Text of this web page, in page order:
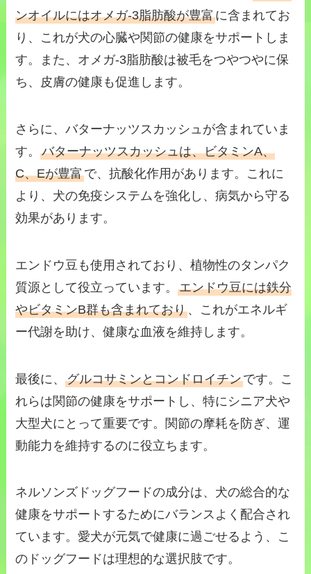
ンオイルにはオメガ-3脂肪酸が豊富に含まれてお
り、これが犬の心臓や関節の健康をサポートしま
す。また、オメガ-3脂肪酸は被毛をつやつやに保
ち、皮膚の健康も促進します。
さらに、バターナッツスカッシュが含まれていま
す。バターナッツスカッシュは、ビタミンA、
C、Eが豊富で、抗酸化作用があります。これに
より、犬の免疫システムを強化し、病気から守る
効果があります。
エンドウ豆も使用されており、植物性のタンパク
質源として役立っています。エンドウ豆には鉄分
やビタミンB群も含まれており、これがエネルギ
ー代謝を助け、健康な血液を維持します。
最後に、グルコサミンとコンドロイチンです。こ
れらは関節の健康をサポートし、特にシニア犬や
大型犬にとって重要です。関節の摩耗を防ぎ、運
動能力を維持するのに役立ちます。
ネルソンズドッグフードの成分は、犬の総合的な
健康をサポートするためにバランスよく配合され
ています。愛犬が元気で健康に過ごせるよう、こ
のドッグフードは理想的な選択肢です。